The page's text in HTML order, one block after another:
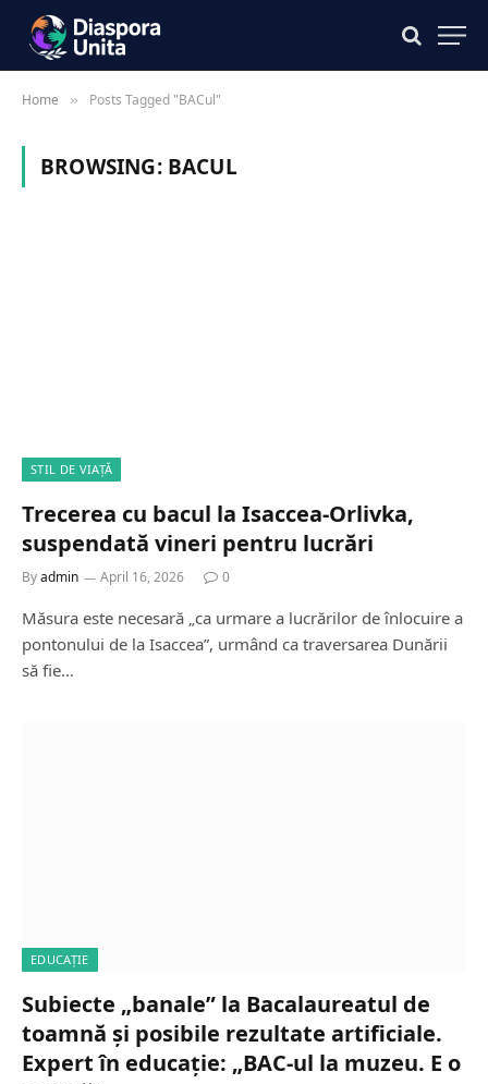
Home » Posts Tagged "BACul"
BROWSING: BACUL
STIL DE VIAȚĂ
Trecerea cu bacul la Isaccea-Orlivka,
suspendată vineri pentru lucrări
Byadmin April 16, 2026 0
Măsura este necesară „ca urmare a lucrărilor de înlocuire a
pontonului de la Isaccea”, urmând ca traversarea Dunării
să fie…
EDUCAȚIE
Subiecte „banale” la Bacalaureatul de
toamnă și posibile rezultate artificiale.
Expert în educație: „BAC-ul la muzeu. E o